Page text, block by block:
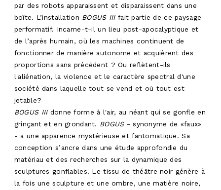
par des robots apparaissent et disparaissent dans une
boîte. L’installation BOGUS IIIfait partie de ce paysage
performatif. Incarne-t-il un lieu post-apocalyptique et
de l’après humain, où les machines continuent de
fonctionner de manière autonome et acquièrent des
proportions sans précédent ? Ou reflètent-ils
l'aliénation, la violence et le caractère spectral d'une
société dans laquelle tout se vend et où tout est
jetable?
BOGUS IIIdonne forme à l'air, au néant qui se gonfle en
grinçant et en grondant. BOGUS- synonyme de «faux»
- a une apparence mystérieuse et fantomatique. Sa
conception s’ancre dans une étude approfondie du
matériau et des recherches sur la dynamique des
sculptures gonflables. Le tissu de théâtre noir génère à
la fois une sculpture et une ombre, une matière noire,